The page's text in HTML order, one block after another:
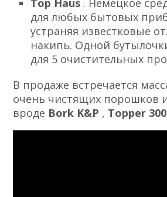
Top Haus . Немецкое
для любых бытовых
устраняя известковые
накипь. Одной
для 5 очистительных
В продаже встречается
очень чистящих порошков
вроде Bork K&P , Topper